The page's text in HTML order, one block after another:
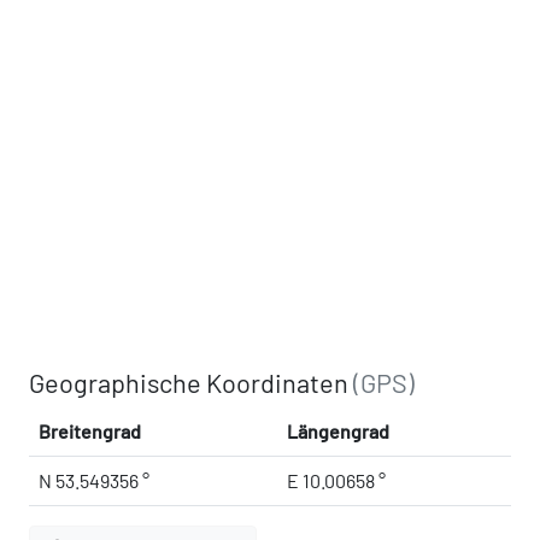
Geographische Koordinaten(GPS)
Breitengrad Längengrad
N 53.549356 ° E 10.00658 °